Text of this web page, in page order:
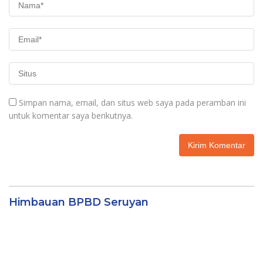
Simpan nama, email, dan situs web saya pada peramban ini
untuk komentar saya berikutnya.
Himbauan BPBD Seruyan